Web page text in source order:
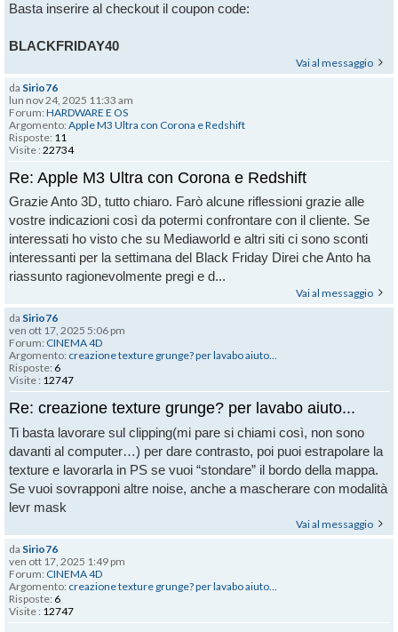
Basta inserire al checkout il coupon code:
BLACKFRIDAY40
Vai al messaggio
da Sirio76
lun nov 24, 2025 11:33 am
Forum: HARDWARE E OS
Argomento: Apple M3 Ultra con Corona e Redshift
Risposte: 11
Visite : 22734
Re: Apple M3 Ultra con Corona e Redshift
Grazie Anto 3D, tutto chiaro. Farò alcune riflessioni grazie alle
vostre indicazioni così da potermi confrontare con il cliente. Se
interessati ho visto che su Mediaworld e altri siti ci sono sconti
interessanti per la settimana del Black Friday Direi che Anto ha
riassunto ragionevolmente pregi e d...
Vai al messaggio
da Sirio76
ven ott 17, 2025 5:06 pm
Forum: CINEMA 4D
Argomento: creazione texture grunge? per lavabo aiuto...
Risposte: 6
Visite : 12747
Re: creazione texture grunge? per lavabo aiuto...
Ti basta lavorare sul clipping(mi pare si chiami così, non sono
davanti al computer…) per dare contrasto, poi puoi estrapolare la
texture e lavorarla in PS se vuoi “stondare” il bordo della mappa.
Se vuoi sovrapponi altre noise, anche a mascherare con modalità
levr mask
Vai al messaggio
da Sirio76
ven ott 17, 2025 1:49 pm
Forum: CINEMA 4D
Argomento: creazione texture grunge? per lavabo aiuto...
Risposte: 6
Visite : 12747